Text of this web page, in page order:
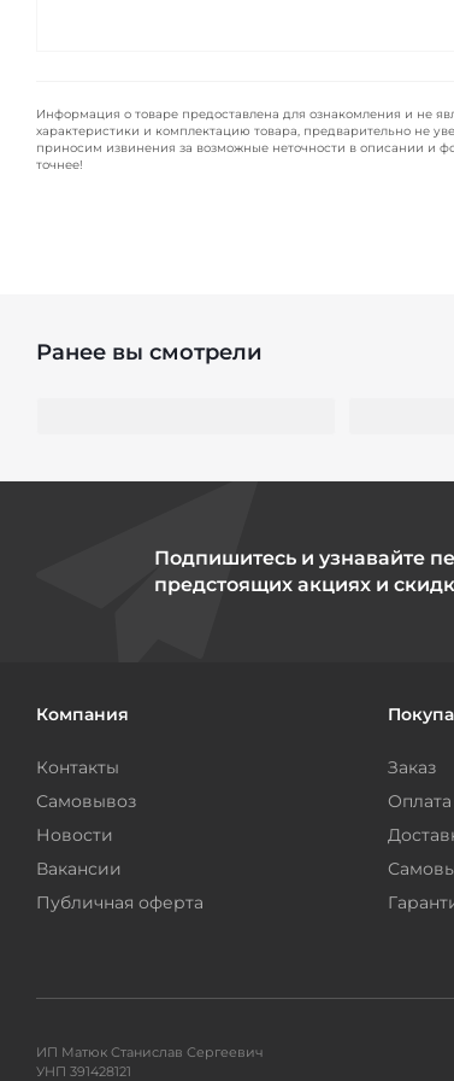
Информация о товаре предоставлена для ознакомления и не
характеристики и комплектацию товара, предварительно не
приносим извинения за возможные неточности в описании и
точнее!
Ранее вы смотрели
Подпишитесь и узнавайте
предстоящих акциях и
Компания
Контакты
Самовывоз
Новости
Вакансии
Публичная оферта
Заказ
Оплата
ИП Матюк Станислав Сергеевич
УНП 391428121